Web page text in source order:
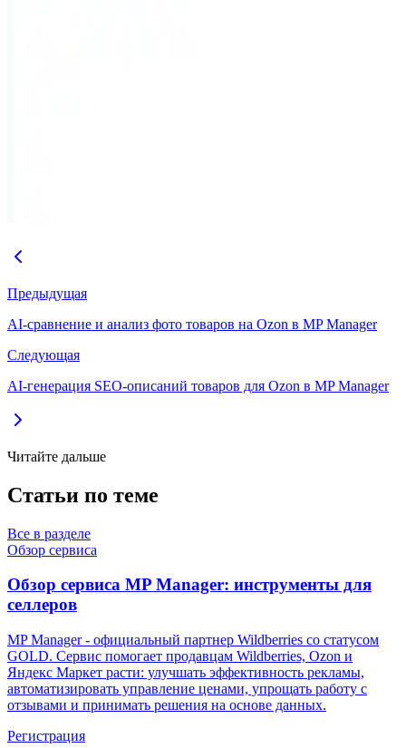
Предыдущая
AI-сравнение и анализ фото товаров на Ozon в MP Manager
Следующая
AI-генерация SEO-описаний товаров для Ozon в MP Manager
Читайте дальше
Статьи по теме
Все в разделе
Обзор сервиса
Обзор сервиса MP Manager: инструменты для
селлеров
MP Manager - официальный партнер Wildberries со статусом
GOLD. Сервис помогает продавцам Wildberries, Ozon и
Яндекс Маркет расти: улучшать эффективность рекламы,
автоматизировать управление ценами, упрощать работу с
отзывами и принимать решения на основе данных.
Регистрация